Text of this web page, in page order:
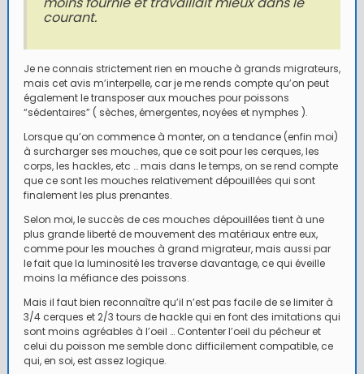
courant.
Je ne connais strictement rien en mouche à grands migrateurs,
mais cet avis m’interpelle, car je me rends compte qu’on peut
également le transposer aux mouches pour poissons
“sédentaires” ( sèches, émergentes, noyées et nymphes ).
Lorsque qu’on commence à monter, on a tendance (enfin moi)
à surcharger ses mouches, que ce soit pour les cerques, les
corps, les hackles, etc … mais dans le temps, on se rend compte
que ce sont les mouches relativement dépouillées qui sont
finalement les plus prenantes.
Selon moi, le succès de ces mouches dépouillées tient à une
plus grande liberté de mouvement des matériaux entre eux,
comme pour les mouches à grand migrateur, mais aussi par
le fait que la luminosité les traverse davantage, ce qui éveille
moins la méfiance des poissons.
Mais il faut bien reconnaître qu’il n’est pas facile de se limiter à
3/4 cerques et 2/3 tours de hackle qui en font des imitations qui
sont moins agréables à l’oeil … Contenter l’oeil du pêcheur et
celui du poisson me semble donc difficilement compatible, ce
qui, en soi, est assez logique.